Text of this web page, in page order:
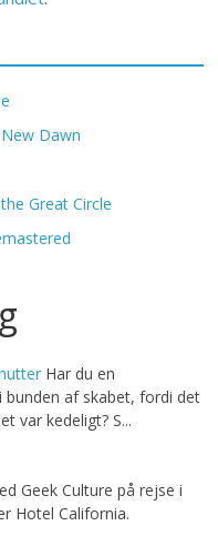
Dawn
Great Circle
Har du en
bunden af skabet, fordi det
var kedeligt? S...
Geek Culture på rejse i
Hotel California.